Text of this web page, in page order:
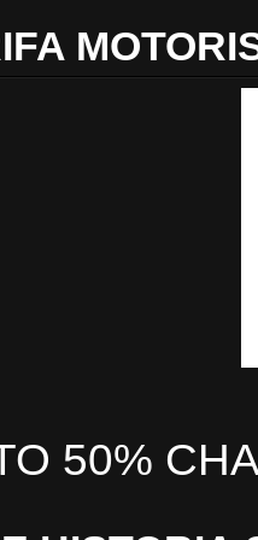
50%